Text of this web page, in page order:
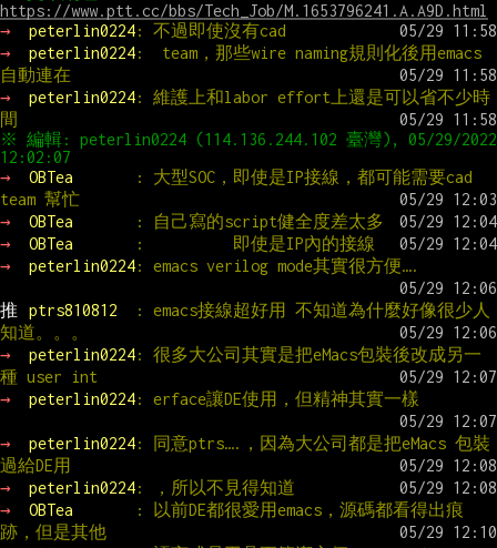
https://www.ptt.cc/bbs/Tech_Job/M.1653796241.A.A9D.html
→
peterlin0224: 不過即使沒有cad
→
peterlin0224:  team，那些wire naming規則化後用emacs
自動連在
→
peterlin0224: 維護上和labor effort上還是可以省不少時
間
※ 編輯: peterlin0224 (114.136.244.102 臺灣), 05/29/2022
→
OBTea
: 大型SOC，即使是IP接線，都可能需要cad
team 幫忙
→
OBTea
: 自己寫的script健全度差太多
→
OBTea
:          即使是IP內的接線
→
peterlin0224: emacs verilog mode其實很方便….
推 ptrs810812
: emacs接線超好用 不知道為什麼好像很少人
知道。。。
→
peterlin0224: 很多大公司其實是把eMacs包裝後改成另一
種 user int
→
peterlin0224: erface讓DE使用，但精神其實一樣
→ peterlin0224: 同意ptrs….，因為大公司都是把eMacs 包裝
過給DE用
→
peterlin0224: ，所以不見得知道
→
OBTea
: 以前DE都很愛用emacs，源碼都看得出痕
跡，但是其他